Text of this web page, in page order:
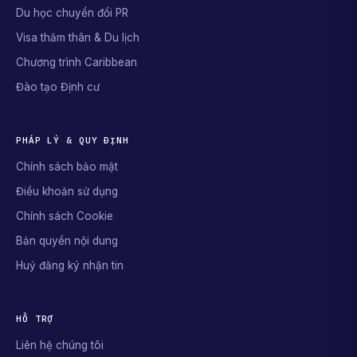
Du học chuyển đổi PR
Visa thăm thân & Du lịch
Chương trình Caribbean
Đào tạo Định cư
PHÁP LÝ & QUY ĐỊNH
Chính sách bảo mật
Điều khoản sử dụng
Chính sách Cookie
Bản quyền nội dung
Huỷ đăng ký nhận tin
HỖ TRỢ
Liên hệ chúng tôi